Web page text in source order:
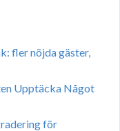
fler nöjda gäster,
Upptäcka Något
för